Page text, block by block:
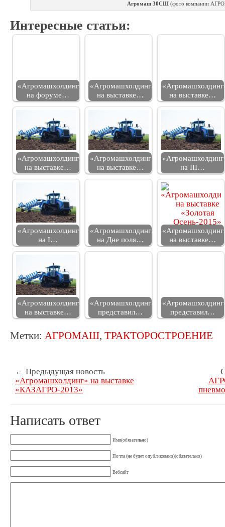
Агромаш 30СШ(фото компании
Интересные статьи:
«Агромашхолдинг»
на форуме…
«Агромашхолдинг»
на выставке…
на выставке…
«Агромашхолдинг»
на выставке…
«Агромашхолдинг»
на выставке…
на III…
«Агромашхолдинг»
на I…
«Агромашхолдинг»
на Дне поля…
на выставке…
«Агромашхолдинг»
на выставке…
«Агромашхолдинг»
представил…
представил…
Метки: АГРОМАШ, ТРАКТОРОСТРОЕНИЕ
← Предыдущая новость
«Агромашхолдинг» на выставке
«КАЗАГРО-2013»
Написать ответ
Имя(обязательно)
Почта (не будет опубликовано)(обязательно)
Вебсайт